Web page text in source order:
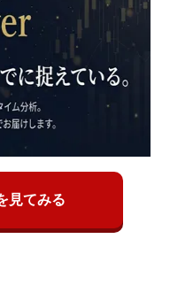
見てみる